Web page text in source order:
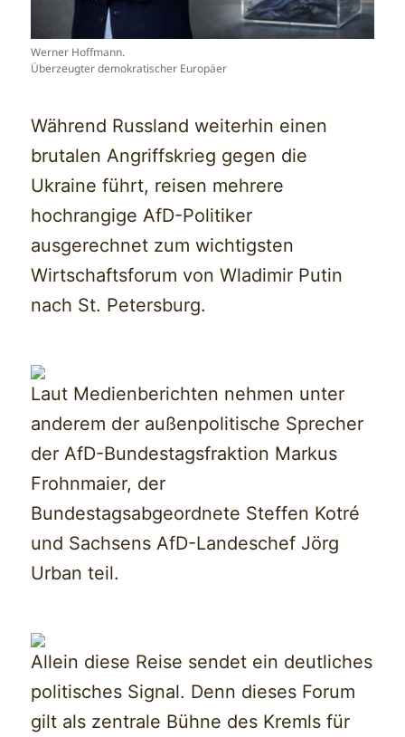
Werner Hoffmann.
Überzeugter demokratischer Europäer
Während Russland weiterhin einen
brutalen Angriffskrieg gegen die
Ukraine führt, reisen mehrere
hochrangige AfD-Politiker
ausgerechnet zum wichtigsten
Wirtschaftsforum von Wladimir Putin
nach St. Petersburg.
Laut Medienberichten nehmen unter
anderem der außenpolitische Sprecher
der AfD-Bundestagsfraktion Markus
Frohnmaier, der
Bundestagsabgeordnete Steffen Kotré
und Sachsens AfD-Landeschef Jörg
Urban teil.
Allein diese Reise sendet ein deutliches
politisches Signal. Denn dieses Forum
gilt als zentrale Bühne des Kremls für